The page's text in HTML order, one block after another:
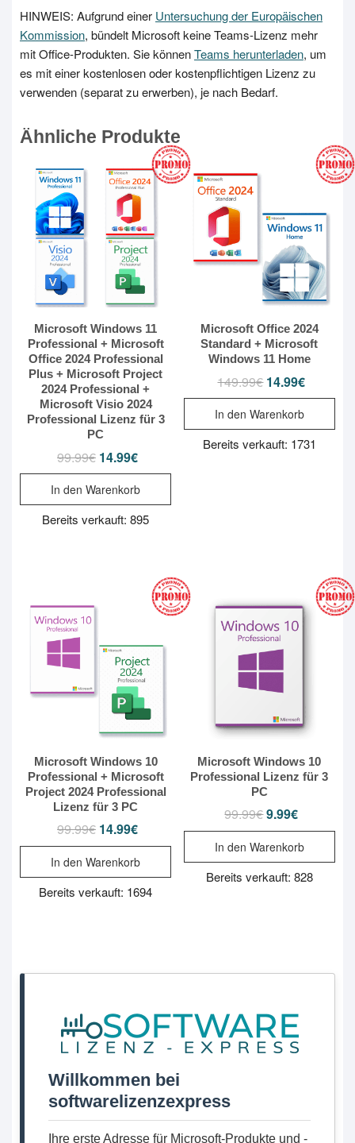
HINWEIS: Aufgrund einer Untersuchung der Europäischen
Kommission, bündelt Microsoft keine Teams-Lizenz mehr
mit Office-Produkten. Sie könnenTeams herunterladen, um
es mit einer kostenlosen oder kostenpflichtigen Lizenz zu
verwenden (separat zu erwerben), je nach Bedarf.
Ähnliche Produkte
Microsoft Windows 11
Professional + Microsoft
Office 2024 Professional
Plus + Microsoft Project
2024 Professional +
Microsoft Visio 2024
Professional Lizenz für 3
PC
99.99€ Ursprünglicher
99.99€
14.99€
14.99€.
In den Warenkorb
Bereits verkauft: 895
Microsoft Office 2024
Standard + Microsoft
Windows 11 Home
149.99€ Ursprünglicher
149.99€
14.99€
In den Warenkorb
Bereits verkauft: 1731
Microsoft Windows 10
Professional + Microsoft
Project 2024 Professional
Lizenz für 3 PC
99.99€ Ursprünglicher
99.99€
14.99€
14.99€.
In den Warenkorb
Bereits verkauft: 1694
Microsoft Windows 10
Professional Lizenz für 3
PC
99.99€Ursprünglicher
99.99€
9.99€
9.99€.
In den Warenkorb
Bereits verkauft: 828
Willkommen bei
softwarelizenzexpress
Ihre erste Adresse für Microsoft-Produkte und -